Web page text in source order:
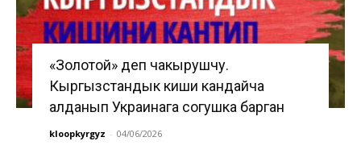
«Золотой» деп чакырушчу.
Кыргызстандык киши кандайча
алданып Украинага согушка барган
kloopkyrgyz - 04/06/2026